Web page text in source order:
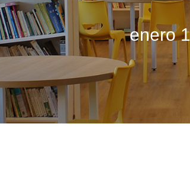
enero